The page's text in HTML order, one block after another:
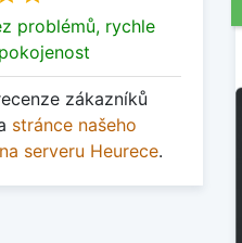
problémů, rychle
zákazníků
stránce našeho
serveru Heurece.